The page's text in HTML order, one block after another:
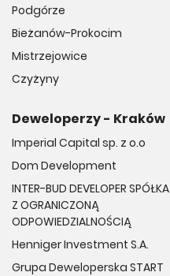
Podgórze
Bieżanów-Prokocim
Mistrzejowice
Czyżyny
Deweloperzy - Kraków
Imperial Capital sp. z o.o
Dom Development
INTER-BUD DEVELOPER SPÓŁKA
Z OGRANICZONĄ
ODPOWIEDZIALNOŚCIĄ
Henniger Investment S.A.
Grupa Deweloperska START